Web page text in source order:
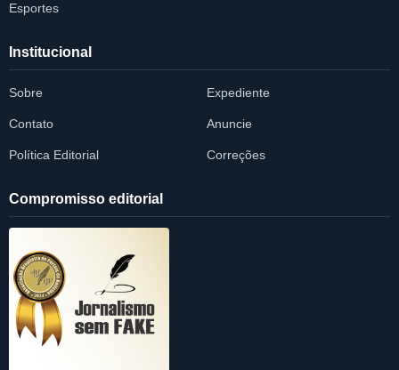
Esportes
Institucional
Sobre Expediente
Contato Anuncie
Política Editorial Correções
Compromisso editorial